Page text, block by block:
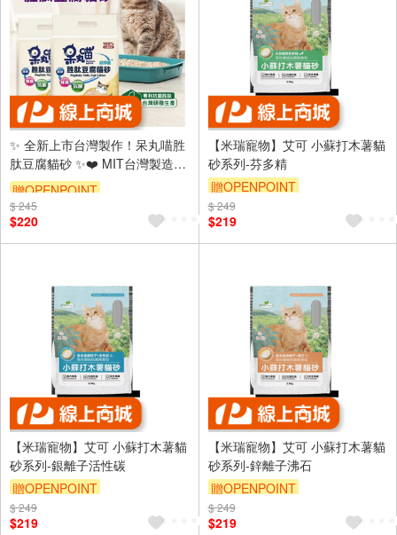
✨ 全新上市台灣製作！呆丸喵胜
肽豆腐貓砂 ✨❤️ MIT台灣製造 |
專為貓咪設計❤️🐾 高效抗菌🐾環
保材質🐾 強效吸水
贈OPENPOINT
$ 245
$220
【米瑞寵物】艾可 小蘇打木薯貓
砂系列-芬多精
贈OPENPOINT
$ 249
$219
【米瑞寵物】艾可 小蘇打木薯貓
砂系列-銀離子活性碳
贈OPENPOINT
$ 249
$219
【米瑞寵物】艾可 小蘇打木薯貓
砂系列-鋅離子沸石
贈OPENPOINT
$ 249
$219